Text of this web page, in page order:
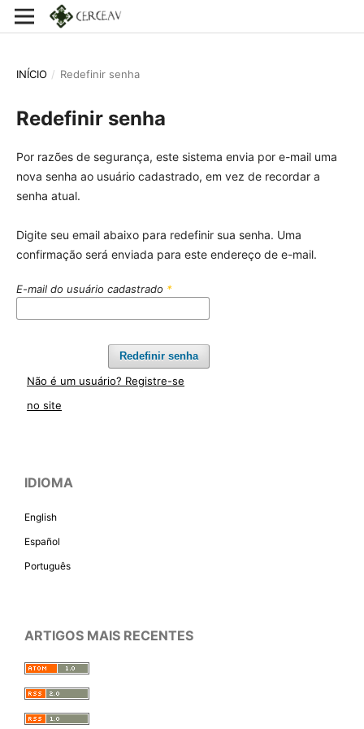
INÍCIO / Redefinir senha
Redefinir senha
Por razões de segurança, este sistema envia por e-mail uma
nova senha ao usuário cadastrado, em vez de recordar a
senha atual.
Digite seu email abaixo para redefinir sua senha. Uma
confirmação será enviada para este endereço de e-mail.
E-mail do usuário cadastrado *
Redefinir senha
Não é um usuário? Registre-se
no site
IDIOMA
English
Español
Português
ARTIGOS MAIS RECENTES